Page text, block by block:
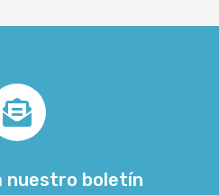
nuestro boletín